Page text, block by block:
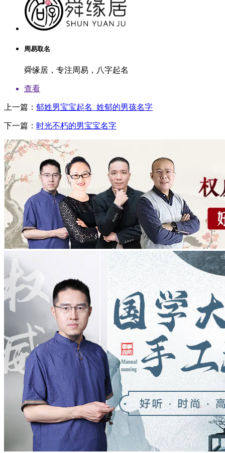
周易取名
舜缘居，专注周易，八字起名
查看
上一篇： 郁姓男宝宝起名_姓郁的男孩名字
下一篇： 时光不朽的男宝宝名字